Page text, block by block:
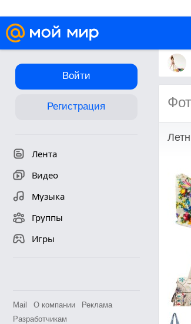
Войти
Регистрация
Лента
Видео
Музыка
Группы
Игры
Mail О компании
Реклама
Разработчикам